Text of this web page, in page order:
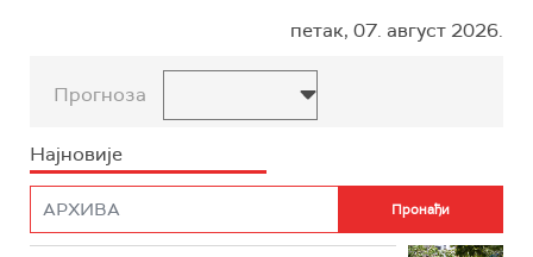
петак, 07. август 2026.
Прогноза
Најновије